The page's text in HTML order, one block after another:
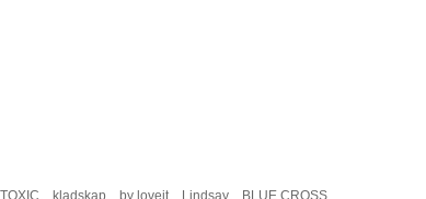
、kladskap、by loveit、Lindsay、BLUE CROSS